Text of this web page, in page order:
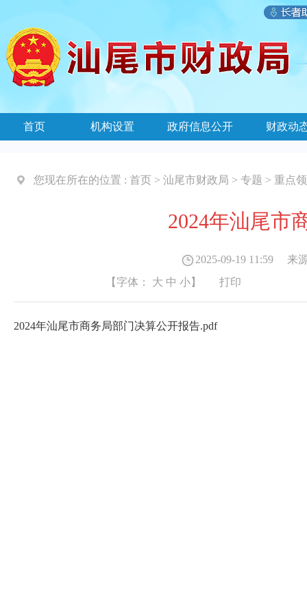
首页 机构设置 政府信息公开 财政动
您现在所在的位置 : 首页 > 汕尾市财政局 > 专题 > 重点
2024年汕尾市
2025-09-19 11:59 来
【字体： 大 中 小】 打印
2024年汕尾市商务局部门决算公开报告.pdf